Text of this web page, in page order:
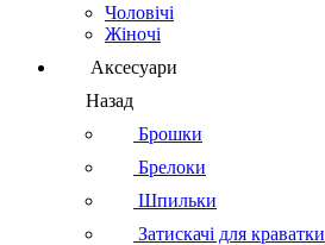
Чоловічі
Жіночі
Аксесуари
Назад
Брошки
Брелоки
Шпильки
Затискачі для краватки